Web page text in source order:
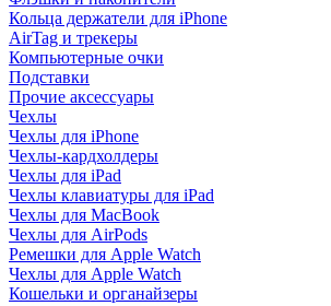
Кольца держатели для iPhone
AirTag и трекеры
Компьютерные очки
Подставки
Прочие аксессуары
Чехлы
Чехлы для iPhone
Чехлы-кардхолдеры
Чехлы для iPad
Чехлы клавиатуры для iPad
Чехлы для MacBook
Чехлы для AirPods
Ремешки для Apple Watch
Чехлы для Apple Watch
Кошельки и органайзеры